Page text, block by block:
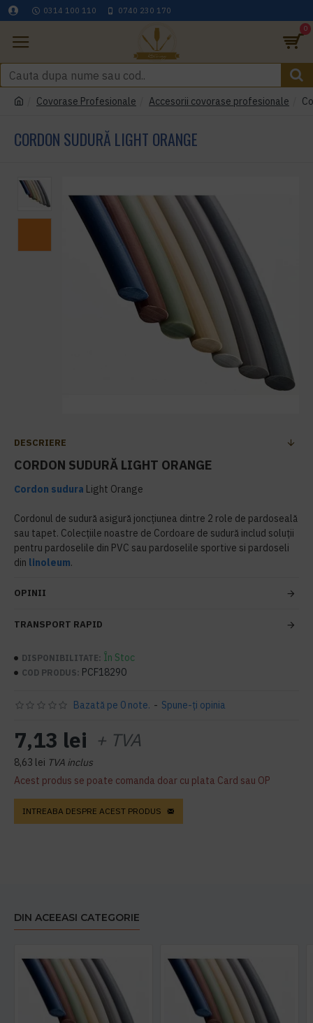
0314 100 110 0740 230 170
0
Covorase Profesionale Accesorii covorase profesionale
CORDON SUDURĂ LIGHT ORANGE
DESCRIERE
CORDON SUDURĂ LIGHT ORANGE
Cordon sudura Light Orange
Cordonul de sudură asigură joncțiunea dintre 2 role de pardoseală
sau tapet. Colecțiile noastre de Cordoare de sudură includ soluții
pentru pardoselile din PVC sau pardoselile sportive si pardoseli
din linoleum.
OPINII
TRANSPORT RAPID
DISPONIBILITATE: În Stoc
COD PRODUS: PCF18290
Bazată pe 0 note. - Spune-ţi opinia
7,13 lei + TVA
8,63 lei TVA inclus
Acest produs se poate comanda doar cu plata Card sau OP
INTREABA DESPRE ACEST PRODUS
DIN ACEEASI CATEGORIE